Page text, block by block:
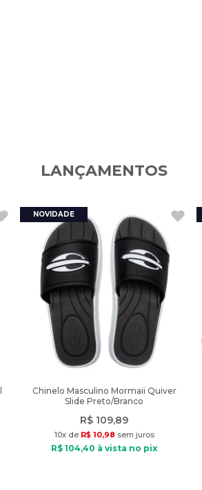
LANÇAMENTOS
Chinelo Masculino Mormaii Quiver
Slide Preto/Branco
R$ 109,89
10x de R$ 10,98 sem juros
R$ 104,40 à vista no pix